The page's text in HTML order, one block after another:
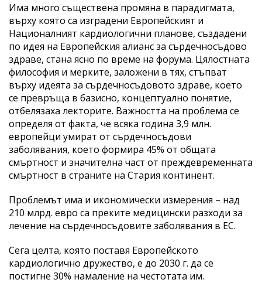
Има много съществена промяна в парадигмата,
върху която са изградени Европейският и
Националният кардиологични планове, създадени
по идея на Европейския алианс за сърдечносъдово
здраве, стана ясно по време на форума. Цялостната
философия и мерките, заложени в тях, стъпват
върху идеята за сърдечносъдовото здраве, което
се превръща в базисно, концептуално понятие,
отбелязаха лекторите. Важността на проблема се
определя от факта, че всяка година 3,9 млн.
европейци умират от сърдечносъдови
заболявания, което формира 45% от общата
смъртност и значителна част от преждевременната
смъртност в страните на Стария континент.
Проблемът има и икономически измерения – над
210 млрд. евро са преките медицински разходи за
лечение на сърдечносъдовите заболявания в ЕС.
Сега целта, която поставя Европейското
кардиологично дружество, е до 2030 г. да се
постигне 30% намаление на честотата им.